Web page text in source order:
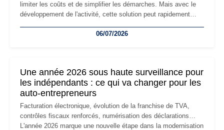
limiter les coûts et de simplifier les démarches. Mais avec le
développement de l'activité, cette solution peut rapidement
professionnels, recrutement, image de marque… Le
06/07/2026
Une année 2026 sous haute surveillance pour
les indépendants : ce qui va changer pour les
auto-entrepreneurs
Facturation électronique, évolution de la franchise de TVA,
contrôles fiscaux renforcés, numérisation des déclarations…
L'année 2026 marque une nouvelle étape dans la modernisation